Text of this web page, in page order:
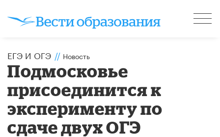
ЕГЭ И ОГЭ // Новость
Подмосковье
присоединится к
эксперименту по
сдаче двух ОГЭ